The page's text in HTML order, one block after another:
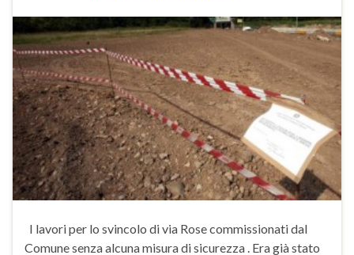
I lavori per lo svincolo di via Rose commissionati dal
Comune senza alcuna misura di sicurezza . Era già stato